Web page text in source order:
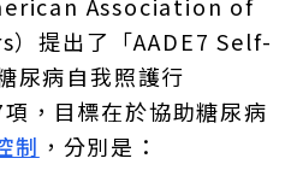
Association of
提出了「AADE7 Self-
尿病自我照護行
，目標在於協助糖尿病
制 ，分別是：